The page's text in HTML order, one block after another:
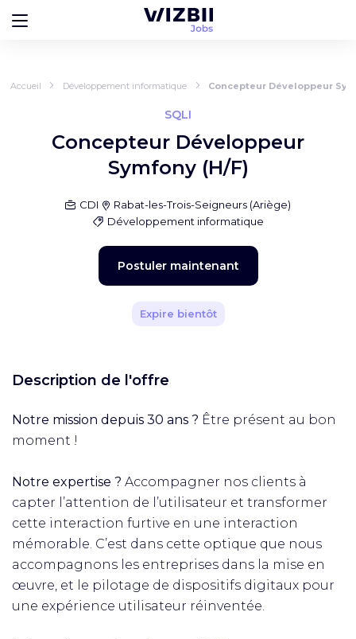
Accueil Développement informatique Concepteur Développeur
SQLI
Concepteur Développeur
Symfony (H/F)
CDI Rabat-les-Trois-Seigneurs (Ariège)
Développement informatique
Postuler maintenant
Expire bientôt
Description de l'offre
Notre mission depuis 30 ans ? Être présent au bon
moment !​
Notre expertise ? Accompagner nos clients à
capter l’attention de l’utilisateur et transformer
cette interaction furtive en une interaction
mémorable. C’est dans cette optique que nous
accompagnons les entreprises dans la mise en
œuvre, et le pilotage de dispositifs digitaux pour
une expérience utilisateur réinventée.​